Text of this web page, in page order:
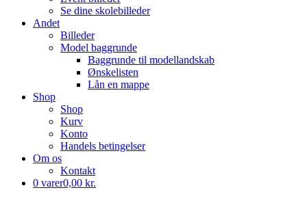
Se dine skolebilleder
Andet
Billeder
Model baggrunde
Baggrunde til modellandskab
Ønskelisten
Lån en mappe
Shop
Shop
Kurv
Konto
Handels betingelser
Om os
Kontakt
0 varer0,00 kr.